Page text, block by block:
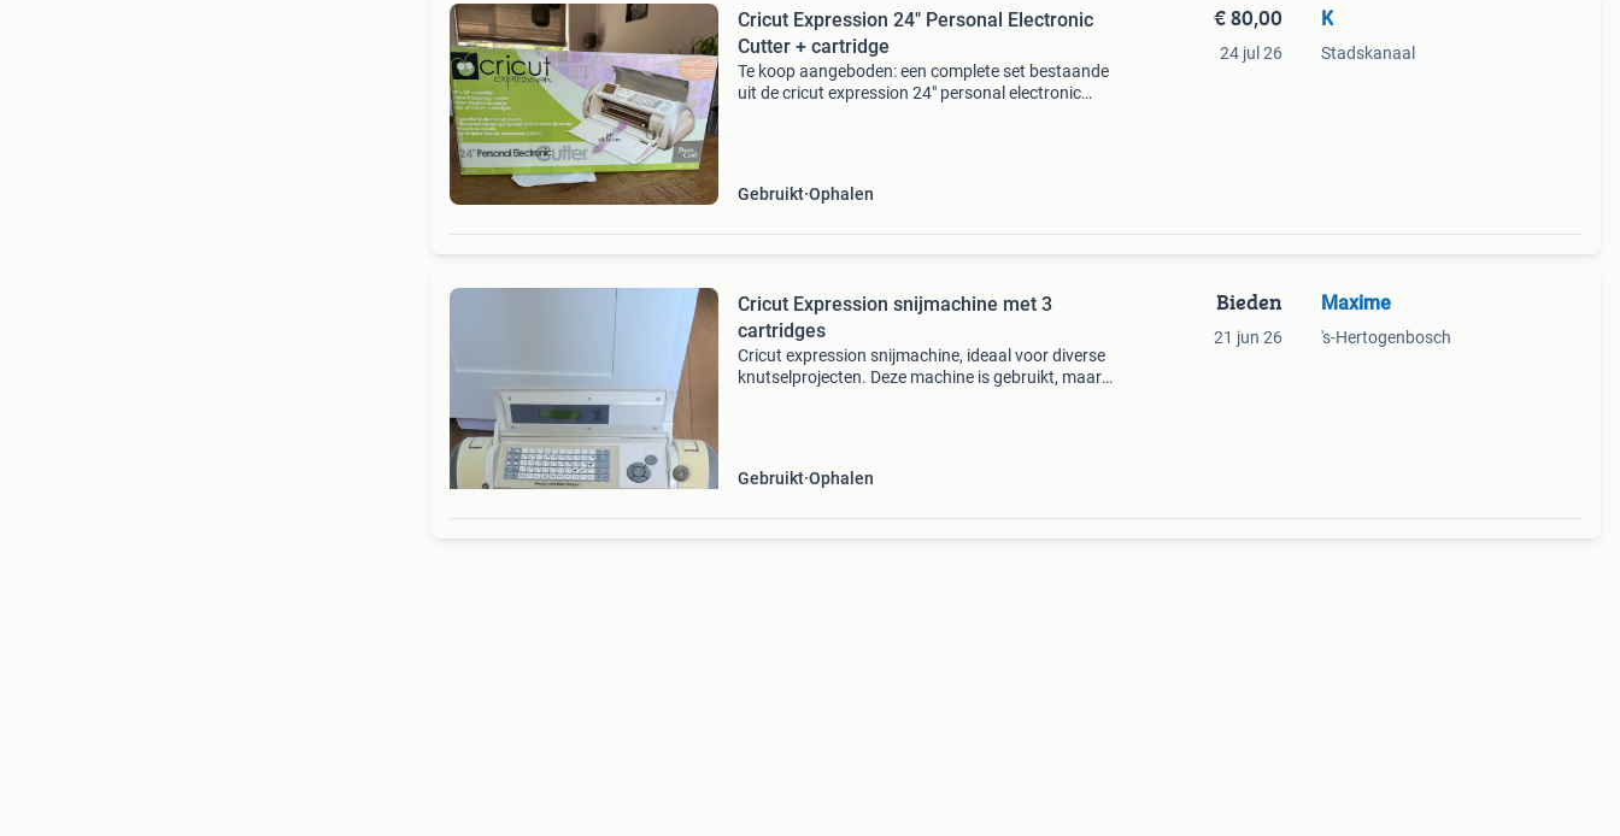
Cricut Expression 24" Personal Electronic
Cutter + cartridge
Te koop aangeboden: een complete set bestaande
uit de cricut expression 24" personal electronic
Gebruikt Ophalen
€ 80,00
24 jul 26
K
Stadskanaal
Cricut Expression snijmachine met 3
cartridges
Cricut expression snijmachine, ideaal voor diverse
knutselprojecten. Deze machine is gebruikt, maar
Gebruikt Ophalen
Bieden
21 jun 26
Maxime
's-Hertogenbosch